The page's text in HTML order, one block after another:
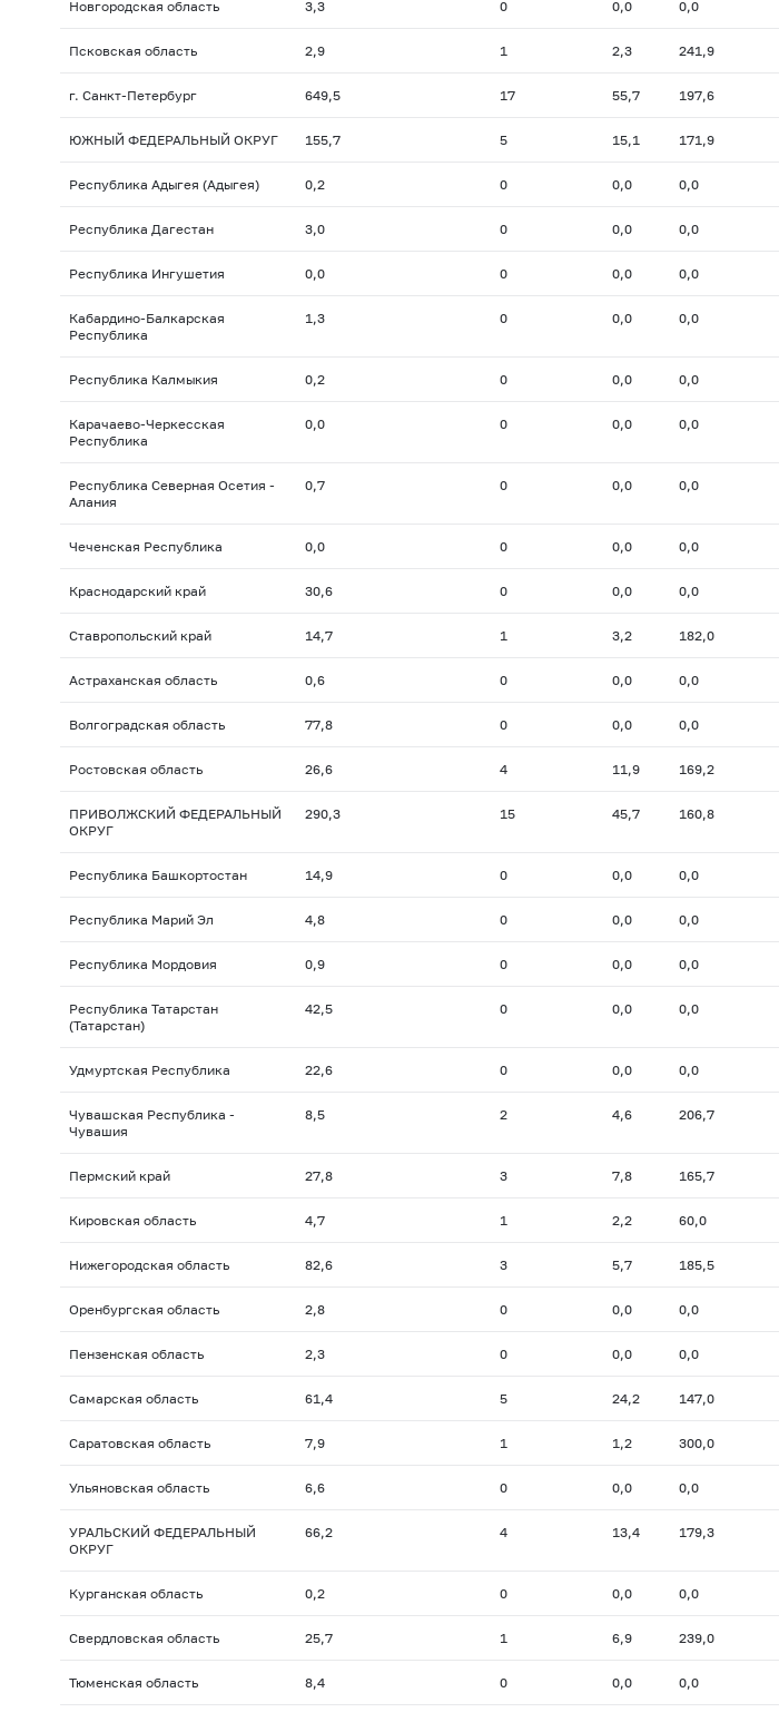
Новгородская область 3,3 0 0,0 0,0
Псковская область 2,9 1 2,3 241,9
г. Санкт-Петербург 649,5 17 55,7 197,6
ЮЖНЫЙ ФЕДЕРАЛЬНЫЙ ОКРУГ 155,7 5 15,1 171,9
Республика Адыгея (Адыгея) 0,2 0 0,0 0,0
Республика Дагестан 3,0 0 0,0 0,0
Республика Ингушетия 0,0 0 0,0 0,0
Кабардино-Балкарская
Республика
1,3 0 0,0 0,0
Республика Калмыкия 0,2 0 0,0 0,0
Карачаево-Черкесская
Республика
0,0 0 0,0 0,0
Республика Северная Осетия -
Алания
0,7 0 0,0 0,0
Чеченская Республика 0,0 0 0,0 0,0
Краснодарский край 30,6 0 0,0 0,0
Ставропольский край 14,7 1 3,2 182,0
Астраханская область 0,6 0 0,0 0,0
Волгоградская область 77,8 0 0,0 0,0
Ростовская область 26,6 4 11,9 169,2
ПРИВОЛЖСКИЙ ФЕДЕРАЛЬНЫЙ
ОКРУГ
290,3 15 45,7 160,8
Республика Башкортостан 14,9 0 0,0 0,0
Республика Марий Эл 4,8 0 0,0 0,0
Республика Мордовия 0,9 0 0,0 0,0
Республика Татарстан
(Татарстан)
42,5 0 0,0 0,0
Удмуртская Республика 22,6 0 0,0 0,0
Чувашская Республика -
Чувашия
8,5 2 4,6 206,7
Пермский край 27,8 3 7,8 165,7
Кировская область 4,7 1 2,2 60,0
Нижегородская область 82,6 3 5,7 185,5
Оренбургская область 2,8 0 0,0 0,0
Пензенская область 2,3 0 0,0 0,0
Самарская область 61,4 5 24,2 147,0
Саратовская область 7,9 1 1,2 300,0
Ульяновская область 6,6 0 0,0 0,0
УРАЛЬСКИЙ ФЕДЕРАЛЬНЫЙ
ОКРУГ
66,2 4 13,4 179,3
Курганская область 0,2 0 0,0 0,0
Свердловская область 25,7 1 6,9 239,0
Тюменская область 8,4 0 0,0 0,0